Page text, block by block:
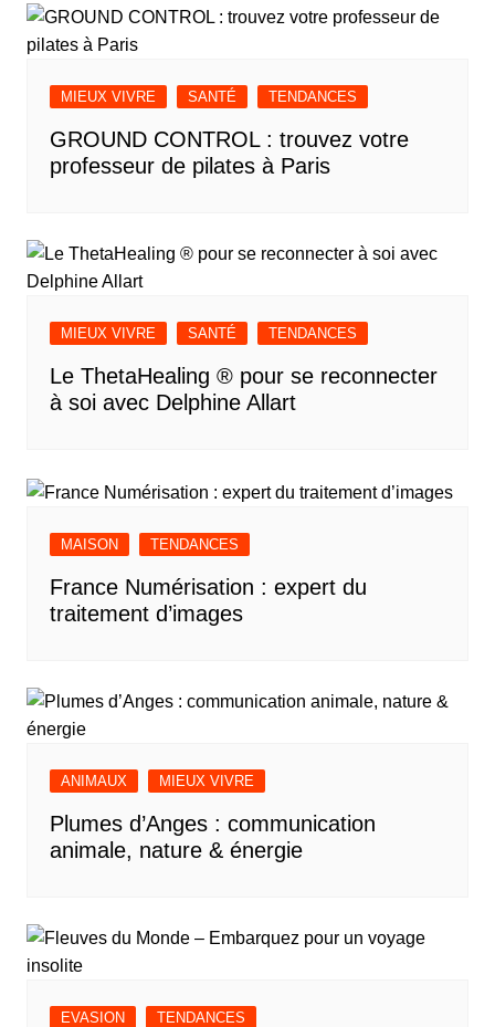
MIEUX VIVRE SANTÉ TENDANCES
GROUND CONTROL : trouvez votre
professeur de pilates à Paris
MIEUX VIVRE SANTÉ TENDANCES
Le ThetaHealing ® pour se reconnecter
à soi avec Delphine Allart
MAISON TENDANCES
France Numérisation : expert du
traitement d’images
ANIMAUX MIEUX VIVRE
Plumes d’Anges : communication
animale, nature & énergie
EVASION TENDANCES